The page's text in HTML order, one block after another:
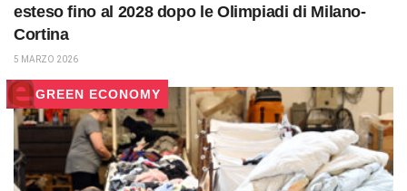
esteso fino al 2028 dopo le Olimpiadi di Milano-
Cortina
5 MARZO 2026
GREEN ECONOMY